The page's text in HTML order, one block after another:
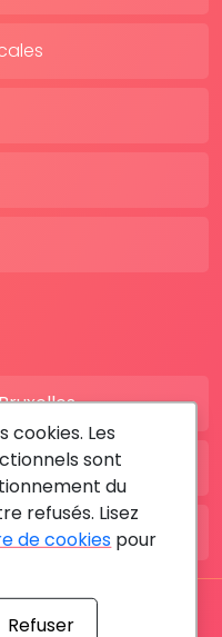
RDV MÉDICAL By
cookies. Les
sont
du
refusés. Lisez
de cookies pour
Refuser